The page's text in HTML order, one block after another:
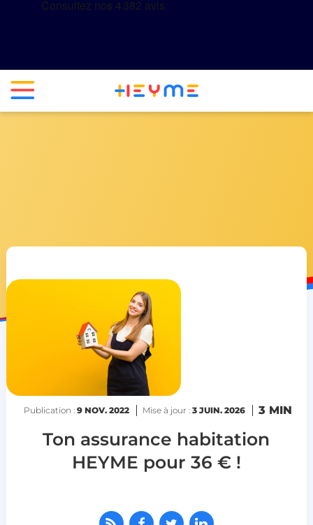
Publication : 9 NOV. 2022 Mise à jour : 3 JUIN. 2026 3 MIN
Ton assurance habitation
HEYME pour 36 € !